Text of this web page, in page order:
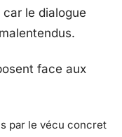
le dialogue
face aux
par le vécu concret